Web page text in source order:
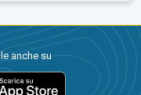
anche su